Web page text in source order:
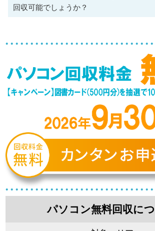
回収可能でしょうか？
パソコン無料回収に